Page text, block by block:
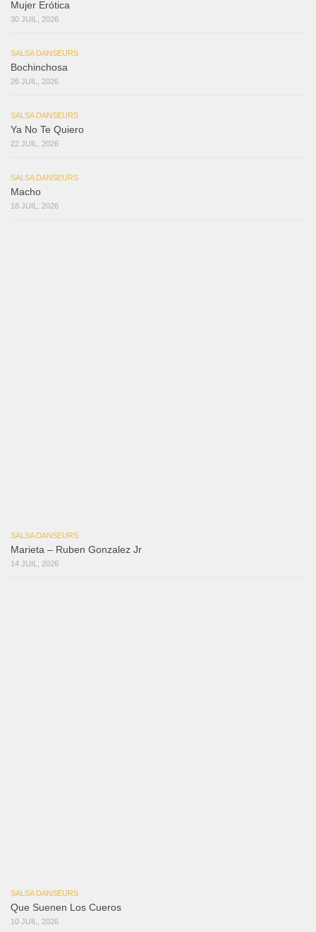
Mujer Erótica
30 JUIL, 2026
SALSA DANSEURS
Bochinchosa
26 JUIL, 2026
SALSA DANSEURS
Ya No Te Quiero
22 JUIL, 2026
SALSA DANSEURS
Macho
18 JUIL, 2026
SALSA DANSEURS
Marieta – Ruben Gonzalez Jr
14 JUIL, 2026
SALSA DANSEURS
Que Suenen Los Cueros
10 JUIL, 2026